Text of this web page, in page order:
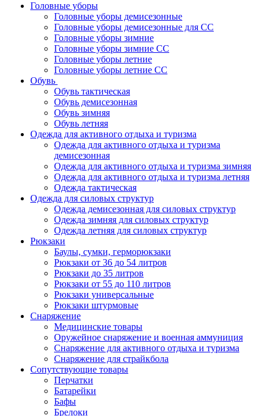
Головные уборы
Головные уборы демисезонные
Головные уборы демисезонные для СС
Головные уборы зимние
Головные уборы зимние СС
Головные уборы летние
Головные уборы летние СС
Обувь
Обувь тактическая
Обувь демисезонная
Обувь зимняя
Обувь летняя
Одежда для активного отдыха и туризма
Одежда для активного отдыха и туризма
демисезонная
Одежда для активного отдыха и туризма зимняя
Одежда для активного отдыха и туризма летняя
Одежда тактическая
Одежда для силовых структур
Одежда демисезонная для силовых структур
Одежда зимняя для силовых структур
Одежда летняя для силовых структур
Рюкзаки
Баулы, сумки, герморюкзаки
Рюкзаки от 36 до 54 литров
Рюкзаки до 35 литров
Рюкзаки от 55 до 110 литров
Рюкзаки универсальные
Рюкзаки штурмовые
Снаряжение
Медицинские товары
Оружейное снаряжение и военная аммуниция
Снаряжение для активного отдыха и туризма
Снаряжение для страйкбола
Сопутствующие товары
Перчатки
Батарейки
Бафы
Брелоки